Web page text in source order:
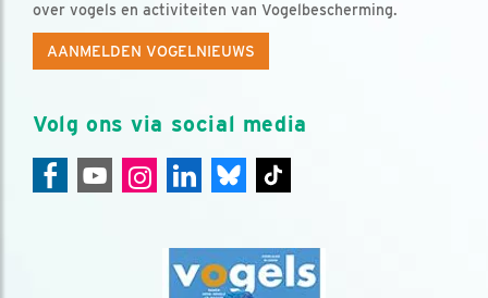
over vogels en activiteiten van Vogelbescherming.
AANMELDEN VOGELNIEUWS
Volg ons via social media